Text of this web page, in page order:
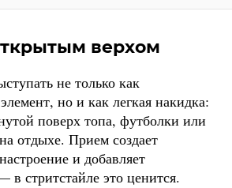
верхом
не только как
но и как легкая накидка:
поверх топа, футболки или
отдыхе. Прием создает
и добавляет
в стритстайле это ценится.